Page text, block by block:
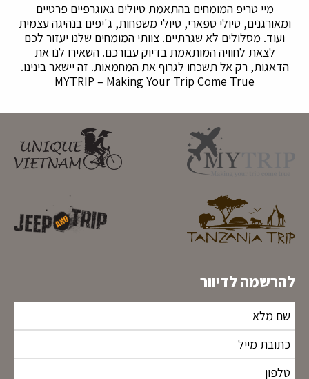
מיי טריפ המומחים בהתאמת טיולים גאוגרפיים פרטיים
ומאורגנים, טיולי ספארי, טיולי משפחות, ג'יפים בנהיגה עצמית
ועוד. מסלולים לא שגרתיים. צוותי המומחים שלנו יעזור לכם
לצאת לחוויה המותאמת בדיוק עבורכם. השאירו לנו את
הדאגות, רק אל תשכחו לגרוף את המחמאות. זה יישאר בינינו.
MYTRIP – Making Your Trip Come True
להרשמה לדיוור